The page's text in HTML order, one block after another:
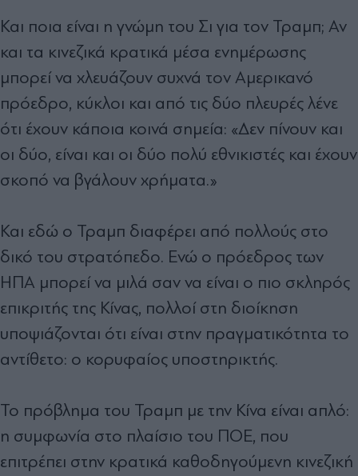
Και ποια είναι η γνώμη του Σι για τον Τραμπ; Αν
και τα κινεζικά κρατικά μέσα ενημέρωσης
μπορεί να χλευάζουν συχνά τον Αμερικανό
πρόεδρο, κύκλοι και από τις δύο πλευρές λένε
ότι έχουν κάποια κοινά σημεία: «Δεν πίνουν και
οι δύο, είναι και οι δύο πολύ εθνικιστές και έχουν
σκοπό να βγάλουν χρήματα.»
Και εδώ ο Τραμπ διαφέρει από πολλούς στο
δικό του στρατόπεδο. Ενώ ο πρόεδρος των
ΗΠΑ μπορεί να μιλά σαν να είναι ο πιο σκληρός
επικριτής της Κίνας, πολλοί στη διοίκηση
υποψιάζονται ότι είναι στην πραγματικότητα το
αντίθετο: ο κορυφαίος υποστηρικτής.
Το πρόβλημα του Τραμπ με την Κίνα είναι απλό:
η συμφωνία στο πλαίσιο του ΠΟΕ, που
επιτρέπει στην κρατικά καθοδηγούμενη κινεζική